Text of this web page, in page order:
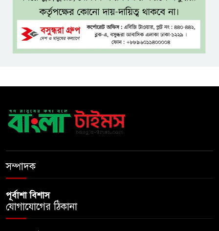
সাড়ে ৩ হাজার এতিম ও
মাদরাসাশিক্ষার্থীর খাবারের
আয়োজন করলেন প্রতিমন্ত্রী টুকু
কাছে শত কোটি টাকা ক্ষতিপূরণ
দাবি
ধ্বংসস্তূপের ওপরই বারবার ক্ষমতায়
সম্পাদক
পূর্বাশা বিশাস
যোগাযোগের ঠিকানা